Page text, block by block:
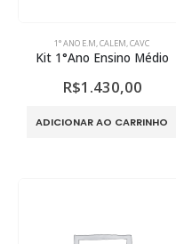
1° ANO E.M,CALEM,CAVC
Kit 1°Ano Ensino Médio
R$1.430,00
ADICIONAR AO CARRINHO